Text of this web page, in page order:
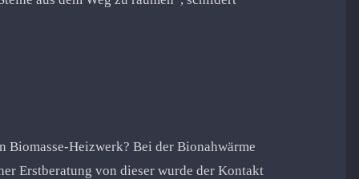
Biomasse-Heizwerk? Bei der Bionahwärme
Erstberatung von dieser wurde der Kontakt